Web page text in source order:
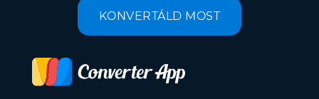
KONVERTÁLD MOST